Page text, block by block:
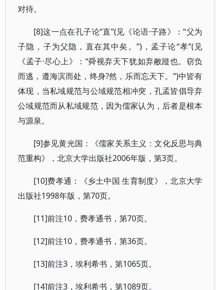
对待。
[8]这一点在孔子论“直”(见《论语·子路》：“父为
子隐，子为父隐，直在其中矣。”)，孟子论“孝”(见
《孟子·尽心上》：“舜视弃天下犹如弃敝蹝也。窃负
而逃，遵海滨而处，终身?然，乐而忘天下。”)中皆有
体现，当私域规范与公域规范相冲突，孔孟皆倡导弃
公域规范而从私域规范，因为儒家认为，后者是根本
与源泉。
[9]参见黄光国：《儒家关系主义：文化反思与典
范重构》，北京大学出版社2006年版，第3页。
[10]费孝通：《乡土中国 生育制度》，北京大学
出版社1998年版，第70页。
[11]前注10，费孝通书，第70页。
[12]前注10，费孝通书，第36页。
[13]前注3，埃利希书，第1065页。
[14]前注3，埃利希书，第1089页。